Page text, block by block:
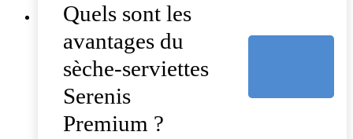
Quels sont les
avantages du
sèche-serviettes
Serenis
Premium ?